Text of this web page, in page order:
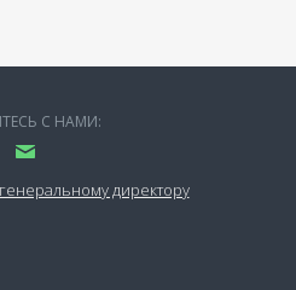
С НАМИ:
директору